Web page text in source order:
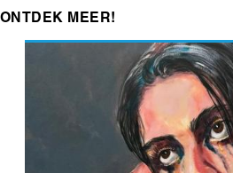
ONTDEK MEER!